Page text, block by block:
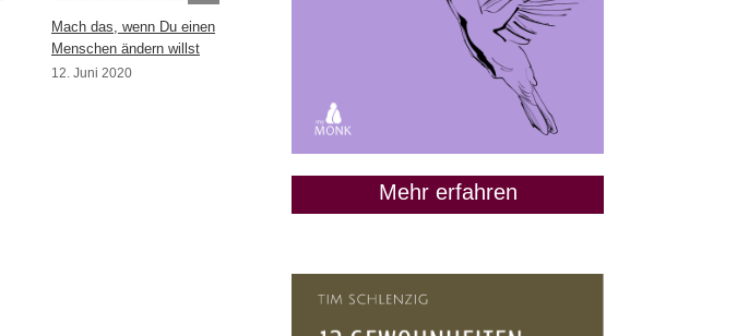
Mach das, wenn Du einen
Menschen ändern willst
12. Juni 2020
Mehr erfahren